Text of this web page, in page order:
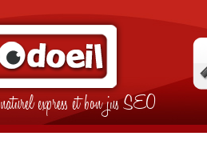
express et bon jus SEO